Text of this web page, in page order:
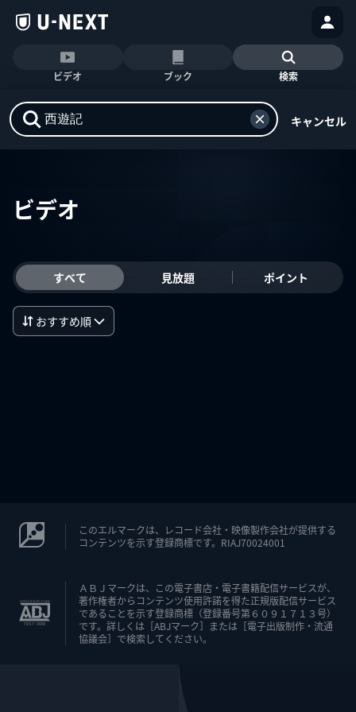
ビデオ ブック 検索
キャンセル
ビデオ
すべて 見放題 ポイント
おすすめ順
このエルマークは、レコード会社・映像製作会社が提供する
コンテンツを示す登録商標です。RIAJ70024001
ＡＢＪマークは、この電子書店・電子書籍配信サービスが、
著作権者からコンテンツ使用許諾を得た正規版配信サービス
であることを示す登録商標（登録番号第６０９１７１３号）
です。詳しくは［ABJマーク］または［電子出版制作・流通
協議会］で検索してください。